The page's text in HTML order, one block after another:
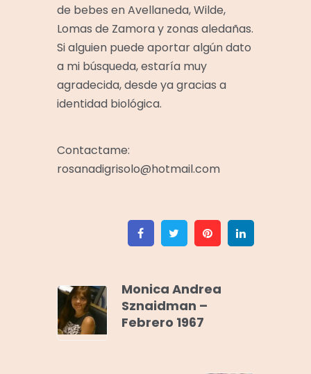
de bebes en Avellaneda, Wilde,
Lomas de Zamora y zonas aledañas.
Si alguien puede aportar algún dato
a mi búsqueda, estaría muy
agradecida, desde ya gracias a
identidad biológica.
Contactame:
rosanadigrisolo@hotmail.com
FacebookTwitter Pinterest
Monica Andrea
Sznaidman –
Febrero 1967